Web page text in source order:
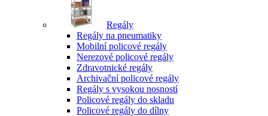
Regály
Regály na pneumatiky
Mobilní policové regály
Nerezové policové regály
Zdravotnické regály
Archivační policové regály
Regály s vysokou nosností
Policové regály do skladu
Policové regály do dílny